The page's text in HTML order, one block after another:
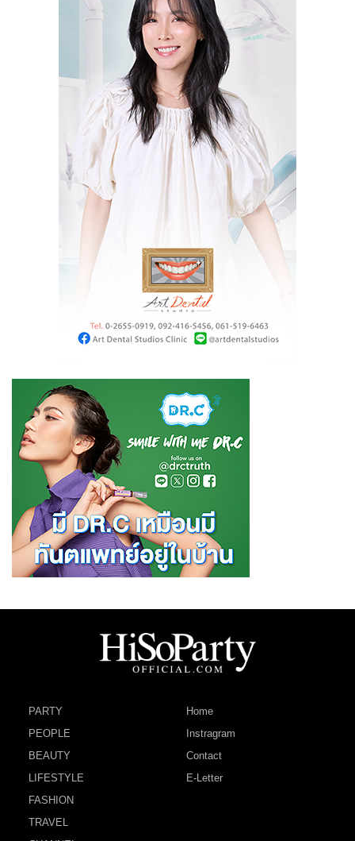
PARTY
PEOPLE
BEAUTY
LIFESTYLE
FASHION
TRAVEL
Home
Instragram
Contact
E-Letter